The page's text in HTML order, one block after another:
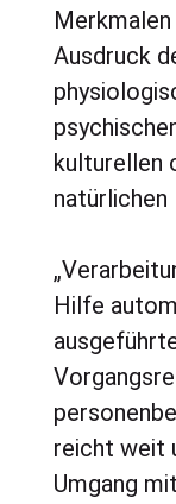
Ausdruck
kulturellen
natürlichen
Hilfe
reicht weit
Umgang